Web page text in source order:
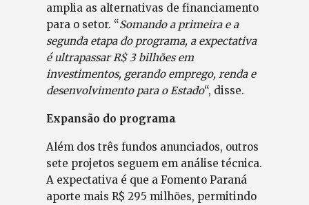
amplia as alternativas de financiamento
para o setor. “Somando a primeira e a
segunda etapa do programa, a expectativa
é ultrapassar R$ 3 bilhões em
investimentos, gerando emprego, renda e
desenvolvimento para o Estado“, disse.
Expansão do programa
Além dos três fundos anunciados, outros
sete projetos seguem em análise técnica.
A expectativa é que a Fomento Paraná
aporte mais R$ 295 milhões, permitindo